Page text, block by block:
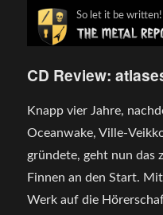
So let it be written!
CD Review:
Knapp vier Jahre,
Oceanwake, Ville-
gründete, geht nun das
Finnen an den Start.
Werk auf die